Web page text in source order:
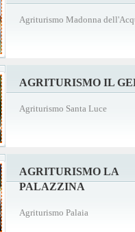
Agriturismo Madonna
AGRITURISMO IL
Agriturismo Santa Luce
AGRITURISMO LA
PALAZZINA
Agriturismo Palaia